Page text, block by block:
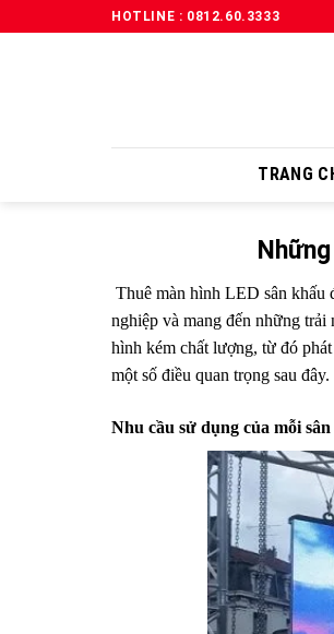
HOTLINE : 0812.60.3333
TRANG
Thuê màn hình LED sân khấu
nghiệp và mang đến những
hình kém chất lượng, từ đó
một số điều quan trọng sau đây.
Nhu cầu sử dụng của mỗi